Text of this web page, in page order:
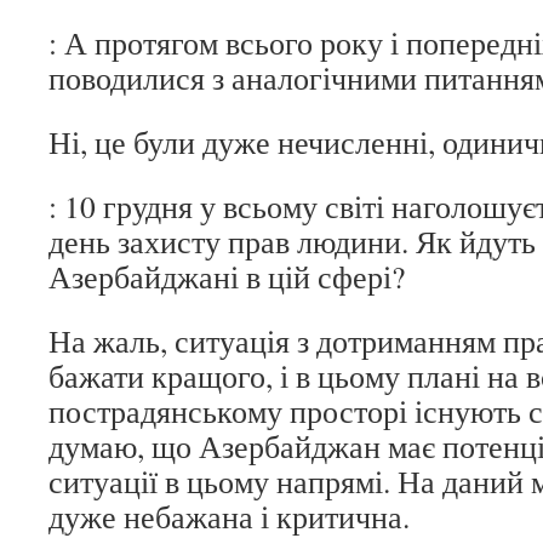
: А протягом всього року і
поводилися з аналогічними
Ні, це були дуже нечисленні,
: 10 грудня у всьому світі
день захисту прав людини. Як
Азербайджані в цій сфері?
На жаль, ситуація з дотриманням
бажати кращого, і в цьому плані на
пострадянському просторі існують
думаю, що Азербайджан має
ситуації в цьому напрямі. На даний
дуже небажана і критична.